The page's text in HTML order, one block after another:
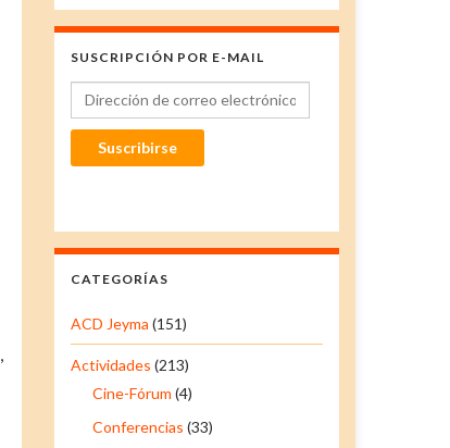
SUSCRIPCIÓN POR E-MAIL
Dirección de correo electrónico
Suscribirse
CATEGORÍAS
ACD Jeyma (151)
Actividades (213)
Cine-Fórum (4)
Conferencias (33)